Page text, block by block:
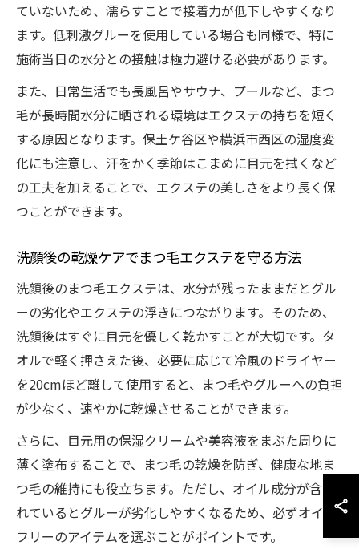
ていないため、濡らすことで接着力が低下しやすくなり
ます。低刺激グルーを使用している場合も同様で、特に
施術当日の水分との接触は極力避ける必要があります。
また、日常生活でも長風呂やサウナ、プールなど、まつ
毛が長時間水分に晒される環境はエクステの持ちを短く
する原因となります。保土ケ谷区や横浜市西区の湿度変
化にも注意し、汗をかく季節はこまめに目元を拭くなど
の工夫を加えることで、エクステの美しさをより長く保
つことができます。
洗顔後の乾燥ケアでまつ毛エクステを守る方法
洗顔後のまつ毛エクステは、水分が残ったままだとグル
ーの劣化やエクステの浮きにつながります。そのため、
洗顔後はすぐに目元を優しく乾かすことが大切です。タ
オルで軽く押さえた後、必要に応じて冷風のドライヤー
を20cmほど離して使用すると、まつ毛やグルーへの負担
が少なく、速やかに乾燥させることができます。
さらに、目元用の保湿クリームや美容液をまぶた周りに
薄く塗布することで、まつ毛の乾燥を防ぎ、健康な地ま
つ毛の維持にも役立ちます。ただし、オイル成分が含ま
れているとグルーが劣化しやすくなるため、必ずオイル
フリーのアイテムを選ぶことがポイントです。